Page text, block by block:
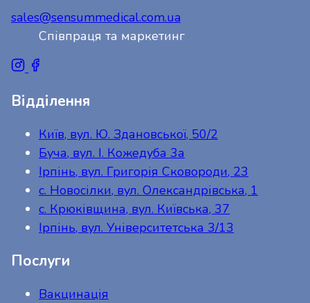
sales@sensummedical.com.ua
Співпраця та маркетинг
Відділення
Київ, вул. Ю. Здановської, 50/2
Буча, вул. І. Кожедуба 3а
Ірпінь, вул. Григорія Сковороди, 23
с. Новосілки, вул. Олександрівська, 1
с. Крюківщина, вул. Київська, 37
Ірпінь, вул. Університетська 3/13
Послуги
Вакцинація